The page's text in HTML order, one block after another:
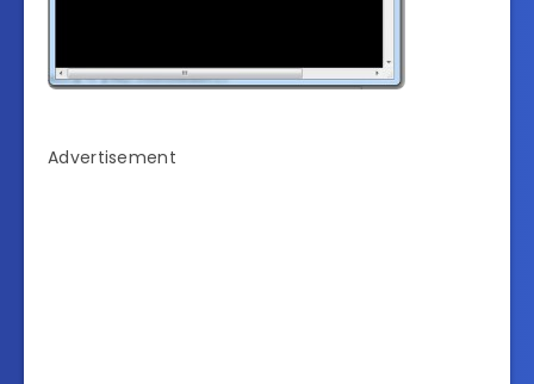
Advertisement